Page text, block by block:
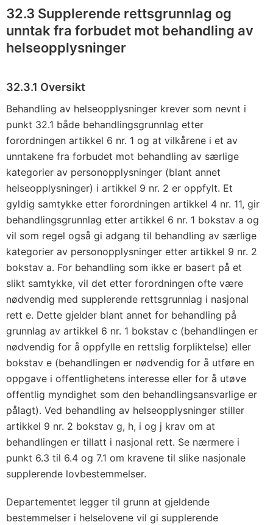
32.3 Supplerende rettsgrunnlag og
unntak fra forbudet mot behandling av
helseopplysninger
32.3.1 Oversikt
Behandling av helseopplysninger krever som nevnt i
punkt 32.1 både behandlingsgrunnlag etter
forordningen artikkel 6 nr. 1 og at vilkårene i et av
unntakene fra forbudet mot behandling av særlige
kategorier av personopplysninger (blant annet
helseopplysninger) i artikkel 9 nr. 2 er oppfylt. Et
gyldig samtykke etter forordningen artikkel 4 nr. 11, gir
behandlingsgrunnlag etter artikkel 6 nr. 1 bokstav a og
vil som regel også gi adgang til behandling av særlige
kategorier av personopplysninger etter artikkel 9 nr. 2
bokstav a. For behandling som ikke er basert på et
slikt samtykke, vil det etter forordningen ofte være
nødvendig med supplerende rettsgrunnlag i nasjonal
rett e. Dette gjelder blant annet for behandling på
grunnlag av artikkel 6 nr. 1 bokstav c (behandlingen er
nødvendig for å oppfylle en rettslig forpliktelse) eller
bokstav e (behandlingen er nødvendig for å utføre en
oppgave i offentlighetens interesse eller for å utøve
offentlig myndighet som den behandlingsansvarlige er
pålagt). Ved behandling av helseopplysninger stiller
artikkel 9 nr. 2 bokstav g, h, i og j krav om at
behandlingen er tillatt i nasjonal rett. Se nærmere i
punkt 6.3 til 6.4 og 7.1 om kravene til slike nasjonale
supplerende lovbestemmelser.
Departementet legger til grunn at gjeldende
bestemmelser i helselovene vil gi supplerende